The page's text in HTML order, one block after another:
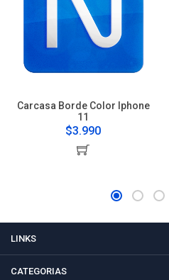
Carcasa Borde Color Iphone
11
$3.990
LINKS
CATEGORIAS